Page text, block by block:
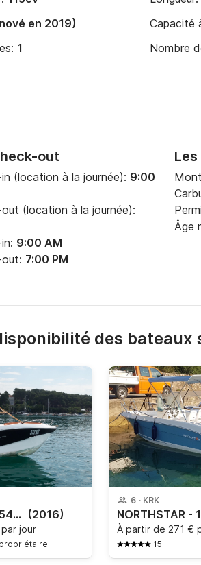
en 2019) Capacité
1 Nombre
out
(location à la journée): 9:00
(location à la journée):
9:00 AM
7:00 PM
Âge
des bateaux
BARRACUDA - 545 - 372kk (2016)
jour
6 · KRK
À partir de 271 €
15